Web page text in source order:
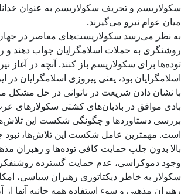
میان عوام نیرو می‌گیرند.
به نظر می‌رسد سکولاریست‌های معاصر در
روشنگری به حملات اسلامگرایان جواب دهند و
توده‌ها برای سکولاریسم باز کنند. آنچه در آغاز
اسلامگرایان بود، یعنی پیروزی اسلامگرایان در
با نشان دادن شریعت در ناتوانی در حل مشکل
بادی موافق در بادبان‌های کشتی سکولارهای
بررسی دستاوردها و چگونگی شکست این تلاش‌ها
است. مهمترین عامل شکست این تلاش‌ها، نبود
بالا بدون جلب حمایت کافی توده‌ها و رهبران
وجود دموکراسی، عدم حمایت گسترده
سکولار به خاطر دیکتاتوری رهبران سیاسی،
رهبران مذهبی و سوء استفاده همه جانبه آنها